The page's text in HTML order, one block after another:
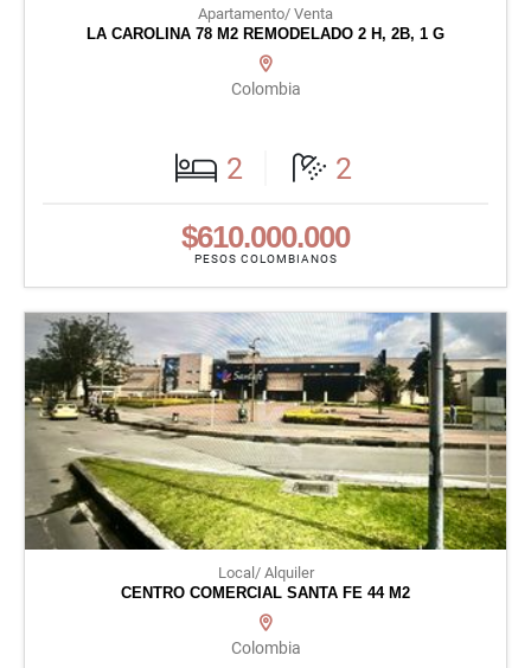
Apartamento/ Venta
LA CAROLINA 78 M2 REMODELADO 2 H, 2B, 1 G
Colombia
2 2
$610.000.000
PESOS COLOMBIANOS
Local/ Alquiler
CENTRO COMERCIAL SANTA FE 44 M2
Colombia